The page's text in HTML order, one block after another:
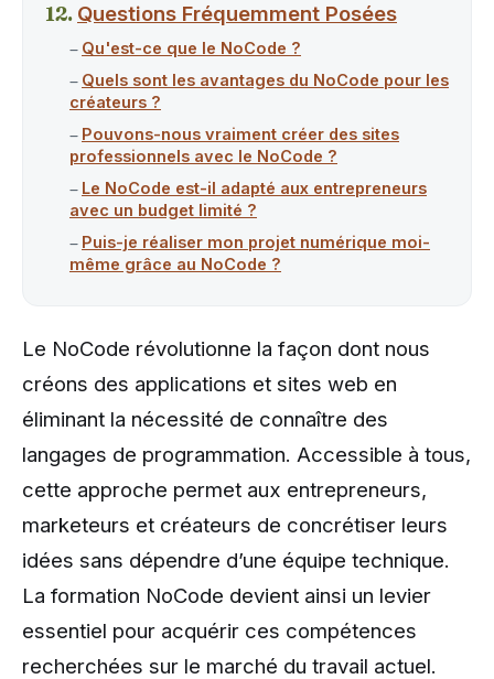
Questions Fréquemment Posées
Qu'est-ce que le NoCode ?
Quels sont les avantages du NoCode pour les
créateurs ?
Pouvons-nous vraiment créer des sites
professionnels avec le NoCode ?
Le NoCode est-il adapté aux entrepreneurs
avec un budget limité ?
Puis-je réaliser mon projet numérique moi-
même grâce au NoCode ?
Le NoCode révolutionne la façon dont nous
créons des applications et sites web en
éliminant la nécessité de connaître des
langages de programmation. Accessible à tous,
cette approche permet aux entrepreneurs,
marketeurs et créateurs de concrétiser leurs
idées sans dépendre d’une équipe technique.
La formation NoCode devient ainsi un levier
essentiel pour acquérir ces compétences
recherchées sur le marché du travail actuel.